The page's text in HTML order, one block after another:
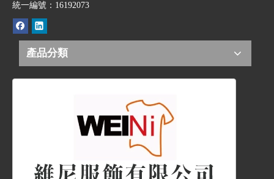
統一編號：16192073
產品分類